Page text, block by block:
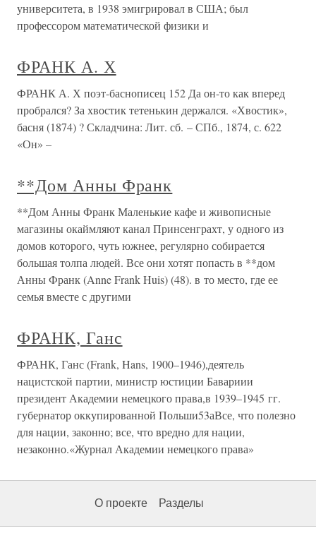
университета, в 1938 эмигрировал в США; был
профессором математической физики и
ФРАНК А. Х
ФРАНК А. Х поэт-баснописец 152 Да он-то как вперед
пробрался? За хвостик тетенькин держался. «Хвостик»,
басня (1874) ? Складчина: Лит. сб. – СПб., 1874, с. 622
«Он» –
**Дом Анны Франк
**Дом Анны Франк Маленькие кафе и живописные
магазины окаймляют канал Принсенграхт, у одного из
домов которого, чуть южнее, регулярно собирается
большая толпа людей. Все они хотят попасть в **дом
Анны Франк (Anne Frank Huis) (48). в то место, где ее
семья вместе с другими
ФРАНК, Ганс
ФРАНК, Ганс (Frank, Hans, 1900–1946),деятель
нацистской партии, министр юстиции Бавариии
президент Академии немецкого права,в 1939–1945 гг.
губернатор оккупированной Польши53аВсе, что полезно
для нации, законно; все, что вредно для нации,
незаконно.«Журнал Академии немецкого права»
О проекте Разделы